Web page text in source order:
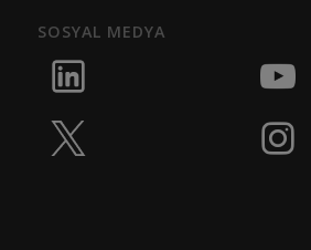
SOSYAL MEDYA